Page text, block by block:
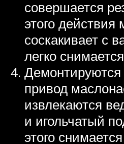
совершается
этого действия
соскакивает с
легко
привод
извлекаются
и игольчатый
этого